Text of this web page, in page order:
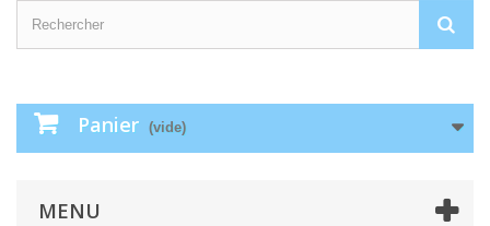
Panier (vide)
MENU